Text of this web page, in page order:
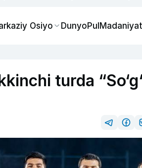
Osiyo DunyoPulMadaniyat
turda